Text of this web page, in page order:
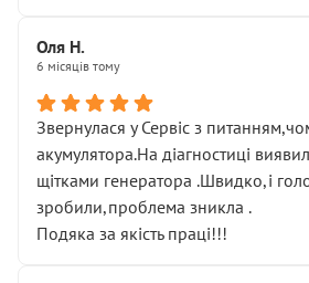
Оля Н.
6 місяців тому
Звернулася у Сервіс з
акумулятора.На діагностиці
щітками генератора .Швидко,і
зробили,проблема зникла .
Подяка за якість праці!!!